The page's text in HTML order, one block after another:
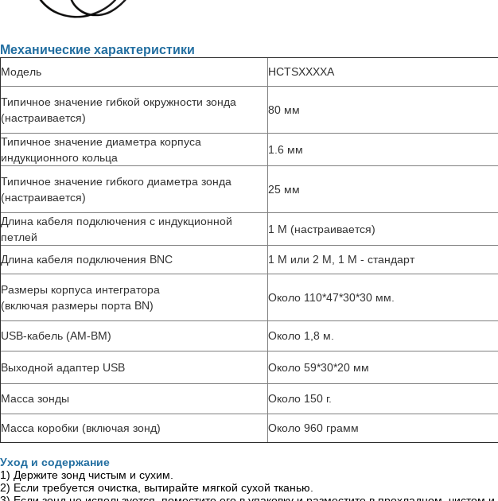
Механические характеристики
Модель HCTSXXXXA
Типичное значение гибкой окружности зонда
(настраивается)
80 мм
Типичное значение диаметра корпуса
индукционного кольца
1.6 мм
Типичное значение гибкого диаметра зонда
(настраивается)
25 мм
Длина кабеля подключения с индукционной
петлей
1 М (настраивается)
Длина кабеля подключения BNC 1 М или 2 М, 1 М - стандарт
Размеры корпуса интегратора
(включая размеры порта BN)
Около 110*47*30*30 мм.
USB-кабель (AM-BM) Около 1,8 м.
Выходной адаптер USB Около 59*30*20 мм
Масса зонды Около 150 г.
Масса коробки (включая зонд) Около 960 грамм
Уход и содержание
1) Держите зонд чистым и сухим.
2) Если требуется очистка, вытирайте мягкой сухой тканью.